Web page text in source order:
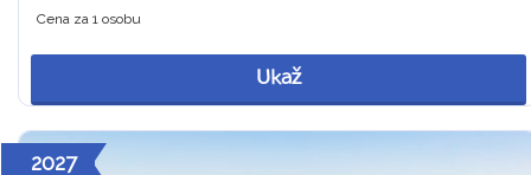
Cena za 1 osobu
Ukaž
2027